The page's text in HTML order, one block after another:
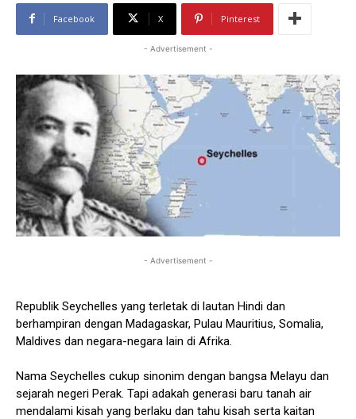
Facebook X Pinterest
- Advertisement -
- Advertisement -
Republik Seychelles yang terletak di lautan Hindi dan
berhampiran dengan Madagaskar, Pulau Mauritius, Somalia,
Maldives dan negara-negara lain di Afrika.
Nama Seychelles cukup sinonim dengan bangsa Melayu dan
sejarah negeri Perak. Tapi adakah generasi baru tanah air
mendalami kisah yang berlaku dan tahu kisah serta kaitan